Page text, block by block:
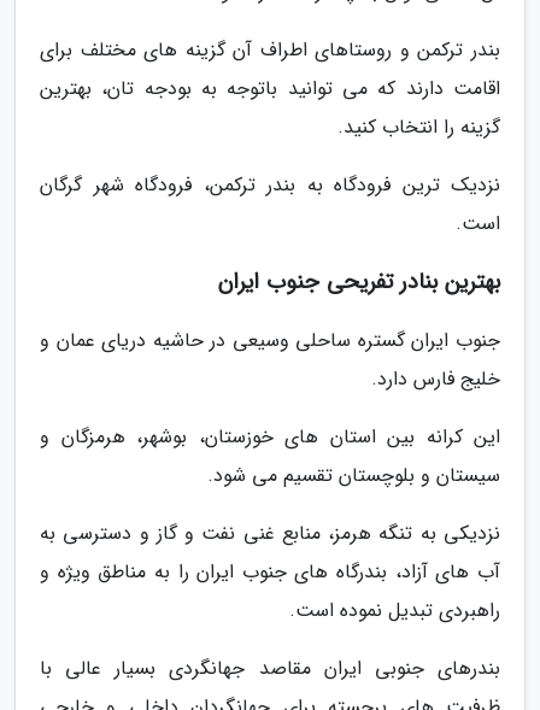
بندر ترکمن و روستاهای اطراف آن گزینه های مختلف برای
اقامت دارند که می توانید باتوجه به بودجه تان، بهترین
گزینه را انتخاب کنید.
نزدیک ترین فرودگاه به بندر ترکمن، فرودگاه شهر گرگان
است.
بهترین بنادر تفریحی جنوب ایران
جنوب ایران گستره ساحلی وسیعی در حاشیه دریای عمان و
خلیج فارس دارد.
این کرانه بین استان های خوزستان، بوشهر، هرمزگان و
سیستان و بلوچستان تقسیم می شود.
نزدیکی به تنگه هرمز، منابع غنی نفت و گاز و دسترسی به
آب های آزاد، بندرگاه های جنوب ایران را به مناطق ویژه و
راهبردی تبدیل نموده است.
بندرهای جنوبی ایران مقاصد جهانگردی بسیار عالی با